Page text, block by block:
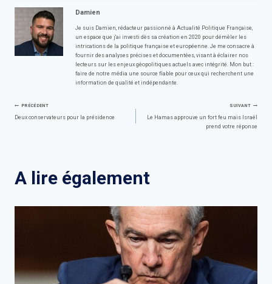
Damien
Je suis Damien, rédacteur passionné à Actualité Politique Française,
un espace que j'ai investi dès sa création en 2020 pour démêler les
intrications de la politique française et européenne. Je me consacre à
fournir des analyses précises et documentées, visant à éclairer nos
lecteurs sur les enjeux géopolitiques actuels avec intégrité. Mon but :
faire de notre média une source fiable pour ceux qui recherchent une
information de qualité et indépendante.
Navigation
PRÉCÉDENT
Deux conservateurs pour la présidence
SUIVANT
Le Hamas approuve un fort feu mais Israël
prend votre réponse
A lire également